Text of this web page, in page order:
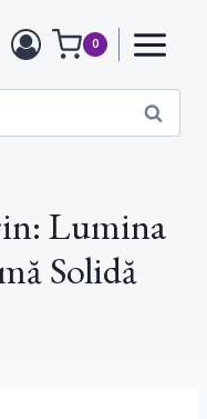
0
Caută
Lumina
Solidă